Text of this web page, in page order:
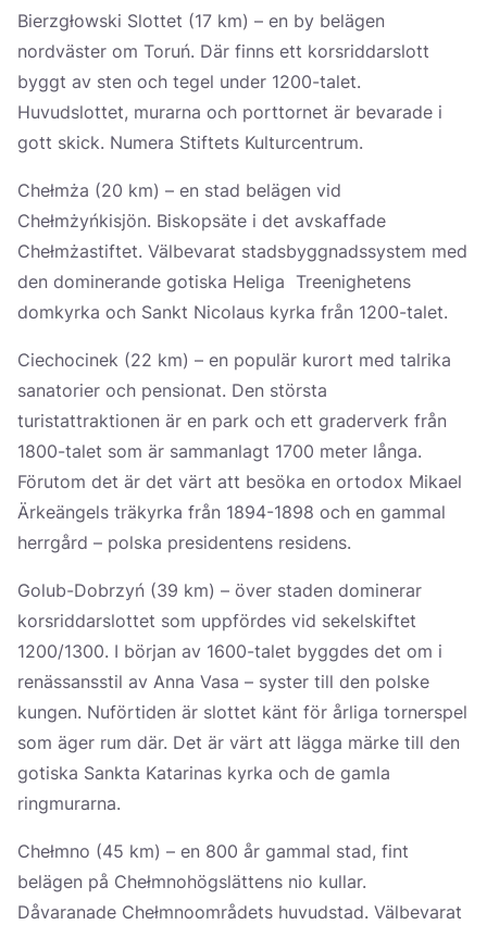
Bierzgłowski Slottet (17 km) – en by belägen
nordväster om Toruń. Där finns ett korsriddarslott
byggt av sten och tegel under 1200-talet.
Huvudslottet, murarna och porttornet är bevarade i
gott skick. Numera Stiftets Kulturcentrum.
Chełmża (20 km) – en stad belägen vid
Chełmżyńkisjön. Biskopsäte i det avskaffade
Chełmżastiftet. Välbevarat stadsbyggnadssystem med
den dominerande gotiska Heliga Treenighetens
domkyrka och Sankt Nicolaus kyrka från 1200-talet.
Ciechocinek (22 km) – en populär kurort med talrika
sanatorier och pensionat. Den största
turistattraktionen är en park och ett graderverk från
1800-talet som är sammanlagt 1700 meter långa.
Förutom det är det värt att besöka en ortodox Mikael
Ärkeängels träkyrka från 1894-1898 och en gammal
herrgård – polska presidentens residens.
Golub-Dobrzyń (39 km) – över staden dominerar
korsriddarslottet som uppfördes vid sekelskiftet
1200/1300. I början av 1600-talet byggdes det om i
renässansstil av Anna Vasa – syster till den polske
kungen. Nuförtiden är slottet känt för årliga tornerspel
som äger rum där. Det är värt att lägga märke till den
gotiska Sankta Katarinas kyrka och de gamla
ringmurarna.
Chełmno (45 km) – en 800 år gammal stad, fint
belägen på Chełmnohögslättens nio kullar.
Dåvaranade Chełmnoområdets huvudstad. Välbevarat